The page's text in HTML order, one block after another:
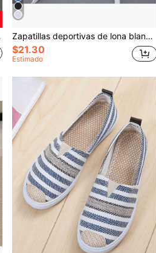
Zapatillas deportivas de lona blancas con suela plana, de estilo casual para mujer, de primavera
$21.30
Estimado